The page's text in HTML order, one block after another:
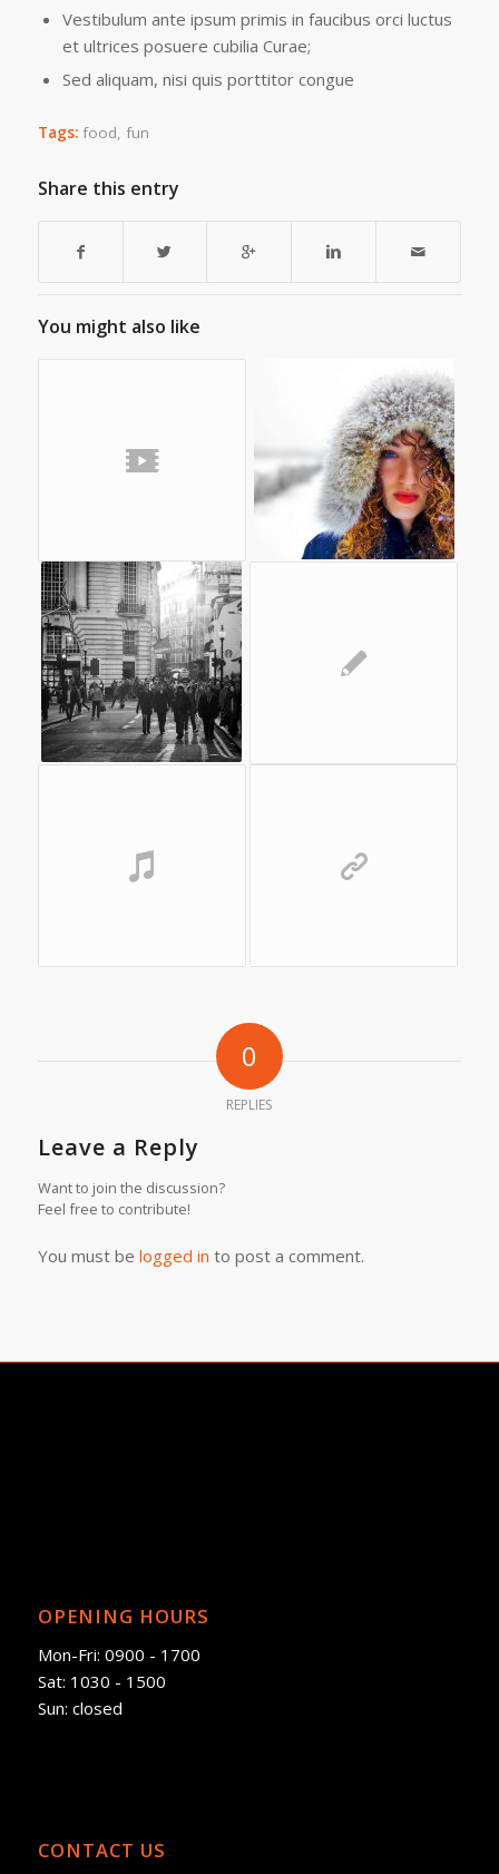
Vestibulum ante ipsum primis in faucibus orci luctus
et ultrices posuere cubilia Curae;
Sed aliquam, nisi quis porttitor congue
Tags: food, fun
Share this entry
You might also like
0
REPLIES
Leave a Reply
Want to join the discussion?
Feel free to contribute!
You must be logged in to post a comment.
OPENING HOURS
Mon-Fri: 0900 - 1700
Sat: 1030 - 1500
Sun: closed
CONTACT US